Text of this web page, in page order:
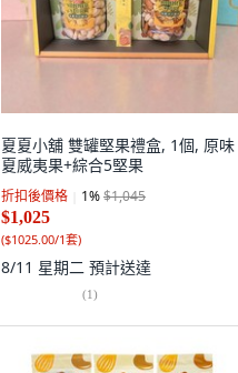
夏夏小舖 雙罐堅果禮盒, 1個, 原味
夏威夷果+綜合5堅果
折扣後價格 1%$1,045
$1,025
($1025.00/1套)
8/11 星期二 預計送達
(1)